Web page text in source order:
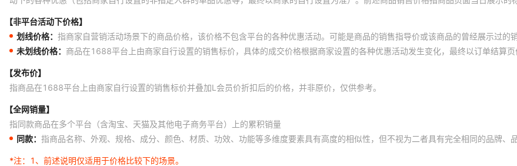
【非平台活动下价格】
划线价格： 指商家自营销活动场景下的商品价格，该价格不包含平台的各种优惠活动。可能是商品的销售指导价或该商品的曾经展示过的
未划线价格： 商品在1688平台上由商家自行设置的销售标价，具体的成交价格根据商家设置的各种优惠活动发生变化，最终以订单结算页
【发布价】
指商品在1688平台上由商家自行设置的销售标价并叠加L会员价折扣后的价格，并非原价，仅供参考。
【全网销量】
指同款商品在多个平台（含淘宝、天猫及其他电子商务平台）上的累积销量
同款： 指商品名称、外观、规格、成分、颜色、材质、功效、功能等多维度要素具有高度的相似性，但不视为二者具有完全相同的品牌、
*注：
1、前述说明仅适用于价格比较下的场景。